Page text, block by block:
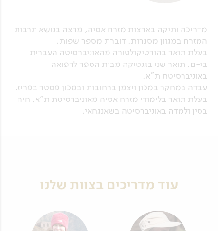
מדריכה ותיקה בארצות מזרח אסיה, מרצה בנושא תרבות
המזרח במגוון מסגרות. דוברת מספר שפות.
בעלת תואר בהורטיקולטורה מהאוניברסיטה העברית
בי-ם, תואר שני בגנטיקה מבית הספר לרפואה
באוניברסיטת ת"א.
עבדה במחקר במכון ויצמן ברחובות ובמכון פסטר בפריז.
בעלת תואר בלימודי מזרח אסיה מאוניברסיטת ת"א, חיה
בסין ולמדה באוניברסיטה בשאנגחאי.
עוד מדריכים בצוות שלנו